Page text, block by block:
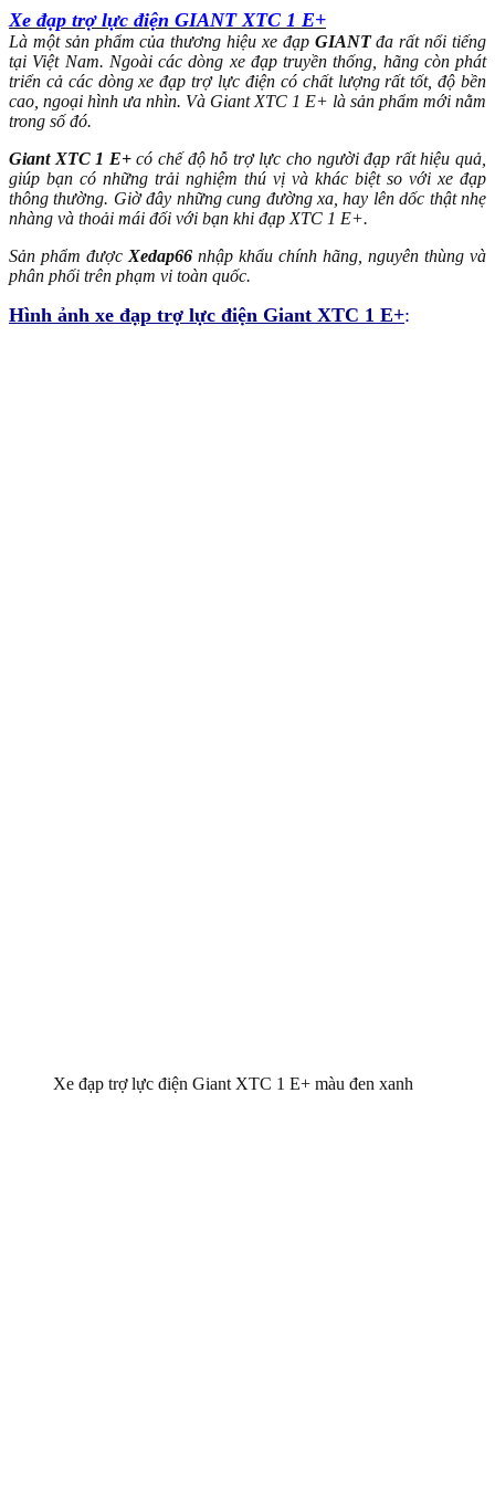
Xe đạp trợ lực điện GIANT XTC 1 E+
Là một sản phẩm của thương hiệu xe đạp GIANTđa rất nổi tiếng
tại Việt Nam. Ngoài các dòng xe đạp truyền thống, hãng còn phát
triển cả các dòng xe đạp trợ lực điện có chất lượng rất tốt, độ bền
cao, ngoại hình ưa nhìn. Và Giant XTC 1 E+ là sản phẩm mới nằm
trong số đó.
Giant XTC 1 E+có chế độ hỗ trợ lực cho người đạp rất hiệu quả,
giúp bạn có những trải nghiệm thú vị và khác biệt so với xe đạp
thông thường. Giờ đây những cung đường xa, hay lên dốc thật nhẹ
nhàng và thoải mái đối với bạn khi đạp XTC 1 E+.
Sản phẩm đượcXedap66 nhập khẩu chính hãng, nguyên thùng và
phân phối trên phạm vi toàn quốc.
Hình ảnh xe đạp trợ lực điện Giant XTC 1 E+:
Xe đạp trợ lực điện Giant XTC 1 E+ màu đen xanh